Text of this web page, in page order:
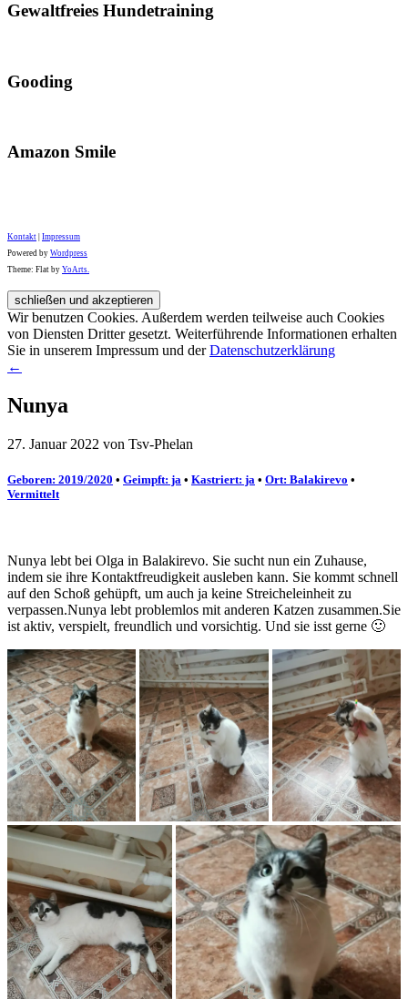
Gewaltfreies Hundetraining
Gooding
Amazon Smile
Kontakt Impressum
Powered by Wordpress
Theme: Flat by YoArts.
Wir benutzen Cookies. Außerdem werden teilweise auch Cookies
von Diensten Dritter gesetzt. Weiterführende Informationen erhalten
Sie in unserem Impressum und derDatenschutzerklärung
←
Nunya
27. Januar 2022 von Tsv-Phelan
Geboren: 2019/2020 • Geimpft: ja • Kastriert: ja • Ort: Balakirevo •
Vermittelt
Nunya lebt bei Olga in Balakirevo. Sie sucht nun ein Zuhause,
indem sie ihre Kontaktfreudigkeit ausleben kann. Sie kommt schnell
auf den Schoß gehüpft, um auch ja keine Streicheleinheit zu
verpassen.Nunya lebt problemlos mit anderen Katzen zusammen.Sie
ist aktiv, verspielt, freundlich und vorsichtig. Und sie isst gerne 🙂